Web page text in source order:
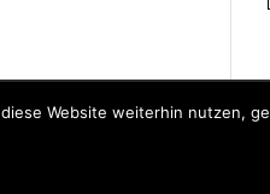
Website weiterhin nutzen,